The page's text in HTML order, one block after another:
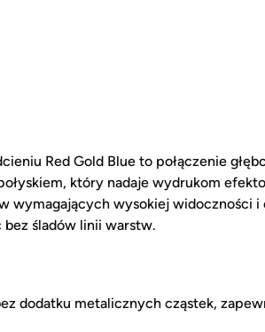
Red Gold Blue to połączenie
który nadaje wydrukom
wymagających wysokiej widoczności i
bez śladów linii warstw.
dodatku metalicznych cząstek,